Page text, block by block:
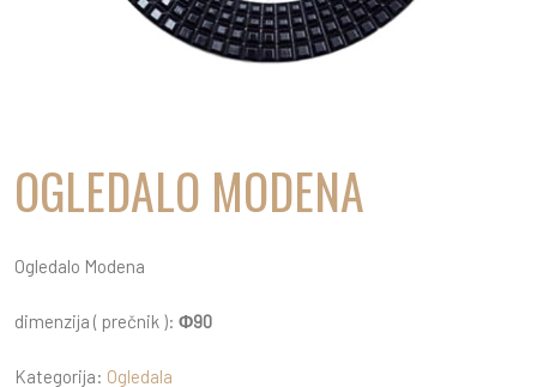
OGLEDALO MODENA
Ogledalo Modena
dimenzija ( prečnik ): Φ90
Kategorija: Ogledala